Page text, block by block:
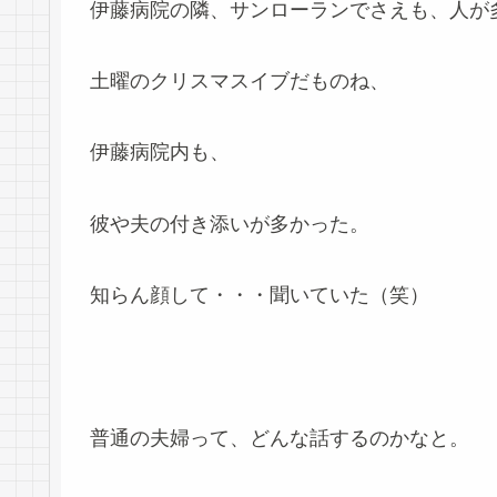
伊藤病院の隣、サンローランでさえも、人が
土曜のクリスマスイブだものね、
伊藤病院内も、
彼や夫の付き添いが多かった。
知らん顔して・・・聞いていた（笑）
普通の夫婦って、どんな話するのかなと。